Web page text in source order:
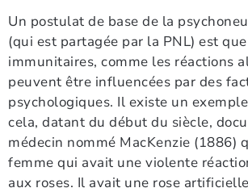
Un postulat de base de la
(qui est partagée par la PNL) est
immunitaires, comme les réactions
peuvent être influencées par des
psychologiques. Il existe un
cela, datant du début du siècle,
médecin nommé MacKenzie (1886)
femme qui avait une violente
aux roses. Il avait une rose